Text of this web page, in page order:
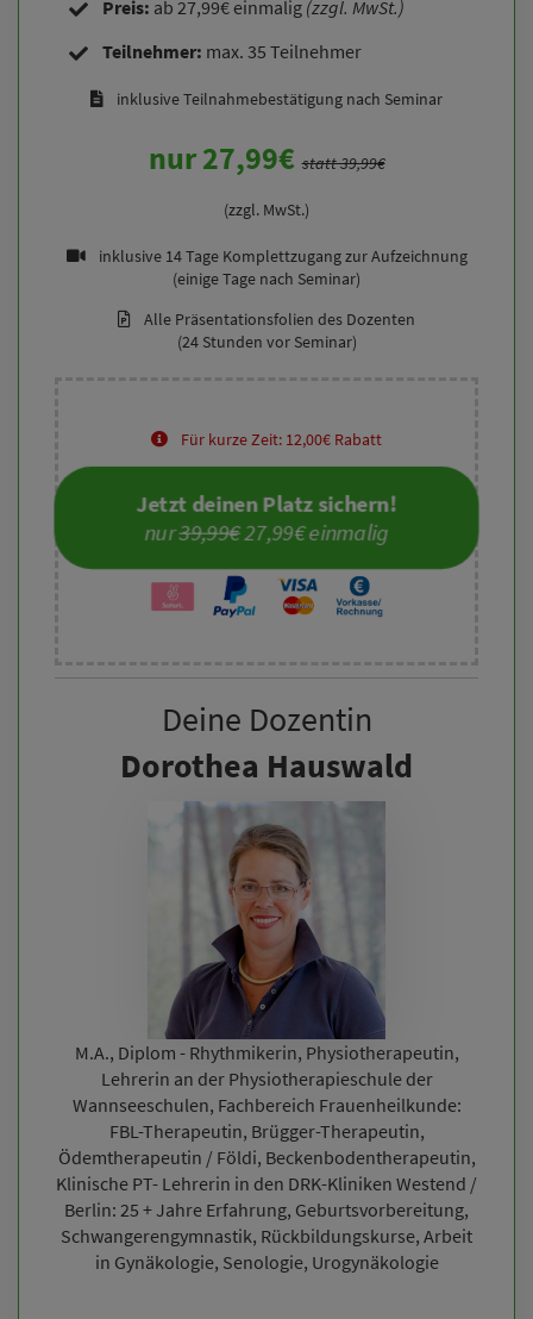
Preis: ab 27,99€ einmalig (zzgl. MwSt.)
Teilnehmer: max. 35 Teilnehmer
inklusive Teilnahmebestätigung nach Seminar
nur 27,99€ statt 39,99€
(zzgl. MwSt.)
inklusive 14 Tage Komplettzugang zur Aufzeichnung
(einige Tage nach Seminar)
Alle Präsentationsfolien des Dozenten
(24 Stunden vor Seminar)
Für kurze Zeit: 12,00€ Rabatt
Jetzt deinen Platz sichern!
nur 39,99€ 27,99€ einmalig
Deine Dozentin
Dorothea Hauswald
M.A., Diplom - Rhythmikerin, Physiotherapeutin,
Lehrerin an der Physiotherapieschule der
Wannseeschulen, Fachbereich Frauenheilkunde:
FBL-Therapeutin, Brügger-Therapeutin,
Ödemtherapeutin / Földi, Beckenbodentherapeutin,
Klinische PT- Lehrerin in den DRK-Kliniken Westend /
Berlin: 25 + Jahre Erfahrung, Geburtsvorbereitung,
Schwangerengymnastik, Rückbildungskurse, Arbeit
in Gynäkologie, Senologie, Urogynäkologie